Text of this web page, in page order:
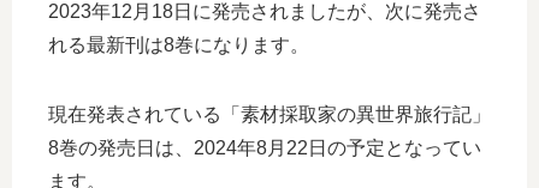
2023年12月18日に発売されましたが、次に発売さ
れる最新刊は8巻になります。
現在発表されている「素材採取家の異世界旅行記」
8巻の発売日は、2024年8月22日の予定となってい
ます。